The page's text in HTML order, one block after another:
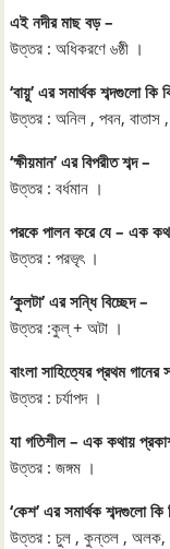
এই নদীর মাছ বড় –
উত্তর : অধিকরণে ৬ষ্ঠী ।
‘বায়ু’ এর সমার্থক শব্দগুলো কি
উত্তর : অনিল , পবন, বাতাস ,
‘ক্ষীয়মান’ এর বিপরীত শব্দ –
উত্তর : বর্ধমান ।
পরকে পালন করে যে – এক
উত্তর : পরভৃৎ ।
‘কুলটা’ এর সন্ধি বিচ্ছেদ –
উত্তর :কুল্‌ + অটা ।
বাংলা সাহিত্যের প্রথম
উত্তর : চর্যাপদ ।
যা গতিশীল – এক কথায়
উত্তর : জঙ্গম ।
‘কেশ’ এর সমার্থক শব্দগুলো কি
উত্তর : চুল , কুন্তল , অলক,